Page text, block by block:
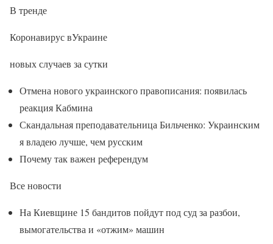
В тренде
Коронавирус вУкраине
новых случаев за сутки
Отмена нового украинского правописания: появилась
реакция Кабмина
Скандальная преподавательница Бильченко: Украинским
я владею лучше, чем русским
Почему так важен референдум
Все новости
На Киевщине 15 бандитов пойдут под суд за разбои,
вымогательства и «отжим» машин